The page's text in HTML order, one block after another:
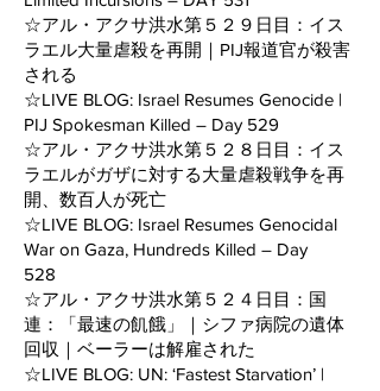
☆アル・アクサ洪水第５２９日目：イス
ラエル大量虐殺を再開｜PIJ報道官が殺害
される
☆LIVE BLOG: Israel Resumes Genocide |
PIJ Spokesman Killed – Day 529
☆アル・アクサ洪水第５２８日目：イス
ラエルがガザに対する大量虐殺戦争を再
開、数百人が死亡
☆LIVE BLOG: Israel Resumes Genocidal
War on Gaza, Hundreds Killed – Day
528
☆アル・アクサ洪水第５２４日目：国
連：「最速の飢餓」｜シファ病院の遺体
回収｜ベーラーは解雇された
☆LIVE BLOG: UN: ‘Fastest Starvation’ |